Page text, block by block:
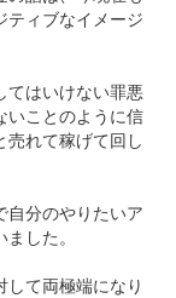
ティブなイメージ
てはいけない罪悪
いことのように信
売れて稼げて回し
自分のやりたいア
した。
て両極端になり